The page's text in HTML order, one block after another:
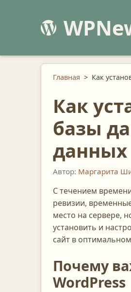
Главная > Как
Как
базы
данных
Автор: Маргарита
С течением
ревизии,
место на сервере,
установить и
сайт в
Почему
WordPress